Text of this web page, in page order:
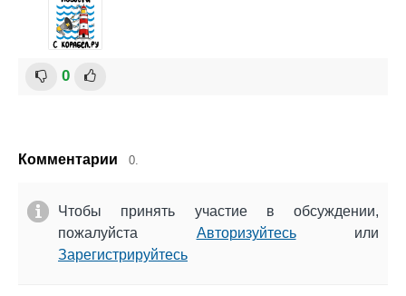
0
Комментарии 0.
Чтобы принять участие в обсуждении,
пожалуйста Авторизуйтесьили
Зарегистрируйтесь